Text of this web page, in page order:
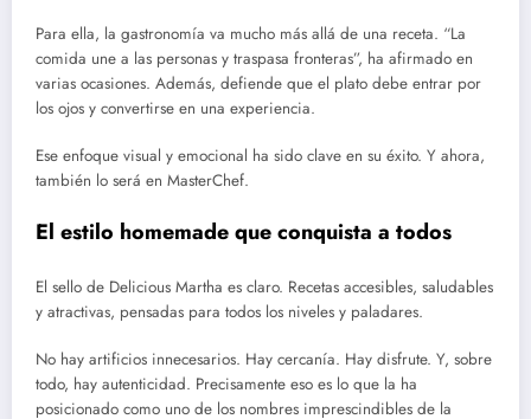
Para ella, la gastronomía va mucho más allá de una receta. “La
comida une a las personas y traspasa fronteras”, ha afirmado en
varias ocasiones. Además, defiende que el plato debe entrar por
los ojos y convertirse en una experiencia.
Ese enfoque visual y emocional ha sido clave en su éxito. Y ahora,
también lo será en MasterChef.
El estilo homemade que conquista a todos
El sello de Delicious Martha es claro. Recetas accesibles, saludables
y atractivas, pensadas para todos los niveles y paladares.
No hay artificios innecesarios. Hay cercanía. Hay disfrute. Y, sobre
todo, hay autenticidad. Precisamente eso es lo que la ha
posicionado como uno de los nombres imprescindibles de la